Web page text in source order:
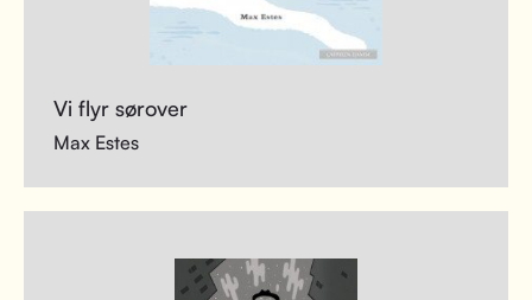
Vi flyr sørover
Max Estes